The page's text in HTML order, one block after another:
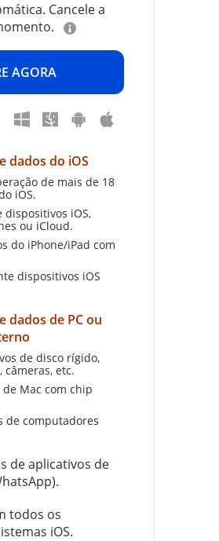
Cancele a
AGORA
dados do iOS
de mais de 18
iOS.
dispositivos iOS,
ou iCloud.
do iPhone/iPad com
dispositivos iOS
dados de PC ou
de disco rígido,
câmeras, etc.
Mac com chip
de computadores
de aplicativos de
todos os
iOS.